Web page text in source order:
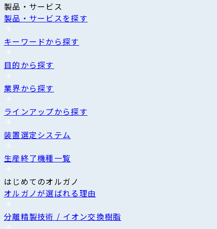
製品・サービス
製品・サービスを探す
キーワードから探す
目的から探す
業界から探す
ラインアップから探す
装置選定システム
生産終了機種一覧
はじめてのオルガノ
オルガノが選ばれる理由
分離精製技術 / イオン交換樹脂